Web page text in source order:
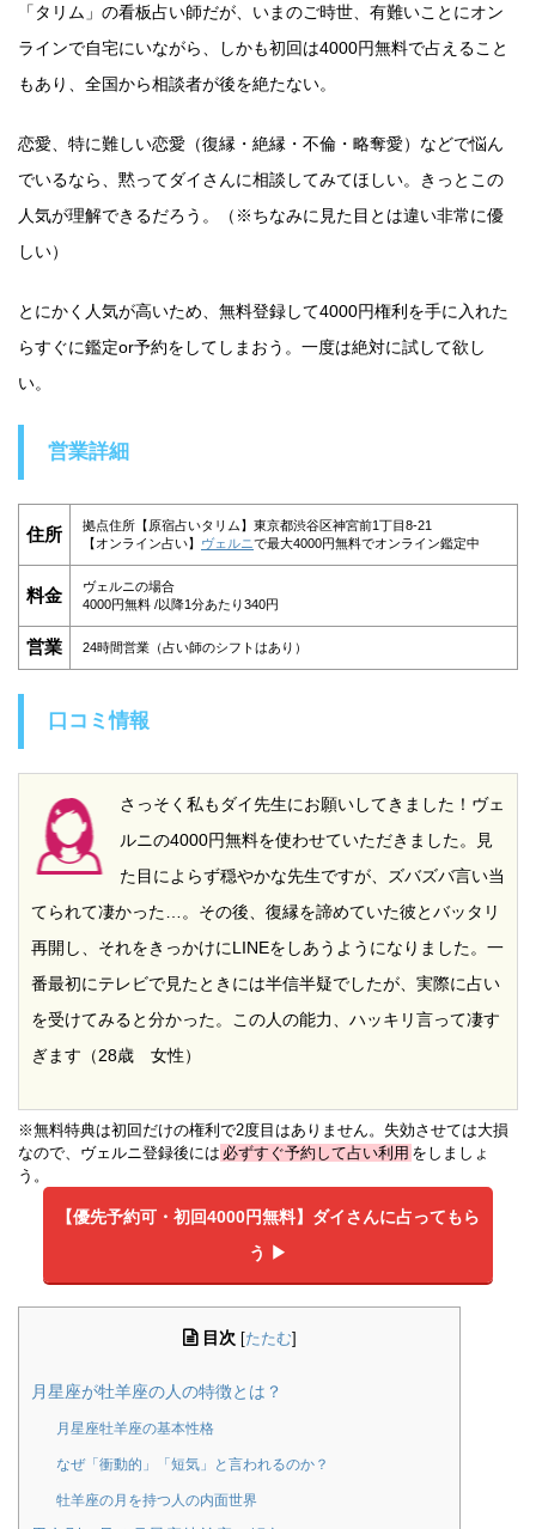
「タリム」の看板占い師だが、いまのご時世、有難いことにオン
ラインで自宅にいながら、しかも初回は4000円無料で占えること
もあり、全国から相談者が後を絶たない。
恋愛、特に難しい恋愛（復縁・絶縁・不倫・略奪愛）などで悩ん
でいるなら、黙ってダイさんに相談してみてほしい。きっとこの
人気が理解できるだろう。（※ちなみに見た目とは違い非常に優
しい）
とにかく人気が高いため、無料登録して4000円権利を手に入れた
らすぐに鑑定or予約をしてしまおう。一度は絶対に試して欲し
い。
営業詳細
住所
拠点住所【原宿占いタリム】東京都渋谷区神宮前1丁目8-21
【オンライン占い】 ヴェルニで最大4000円無料でオンライン鑑定中
料金
ヴェルニの場合
4000円無料 /以降1分あたり340円
営業 24時間営業（占い師のシフトはあり）
口コミ情報
さっそく私もダイ先生にお願いしてきました！ヴェ
ルニの4000円無料を使わせていただきました。見
た目によらず穏やかな先生ですが、ズバズバ言い当
てられて凄かった…。その後、復縁を諦めていた彼とバッタリ
再開し、それをきっかけにLINEをしあうようになりました。一
番最初にテレビで見たときには半信半疑でしたが、実際に占い
を受けてみると分かった。この人の能力、ハッキリ言って凄す
ぎます（28歳 女性）
※無料特典は初回だけの権利で2度目はありません。失効させては大損
なので、ヴェルニ登録後には 必ずすぐ予約して占い利用 をしましょ
う。
【優先予約可・初回4000円無料】 ダイさんに占ってもら
う ▶︎
目次 [たたむ]
月星座が牡羊座の人の特徴とは？
月星座牡羊座の基本性格
なぜ「衝動的」「短気」と言われるのか？
牡羊座の月を持つ人の内面世界